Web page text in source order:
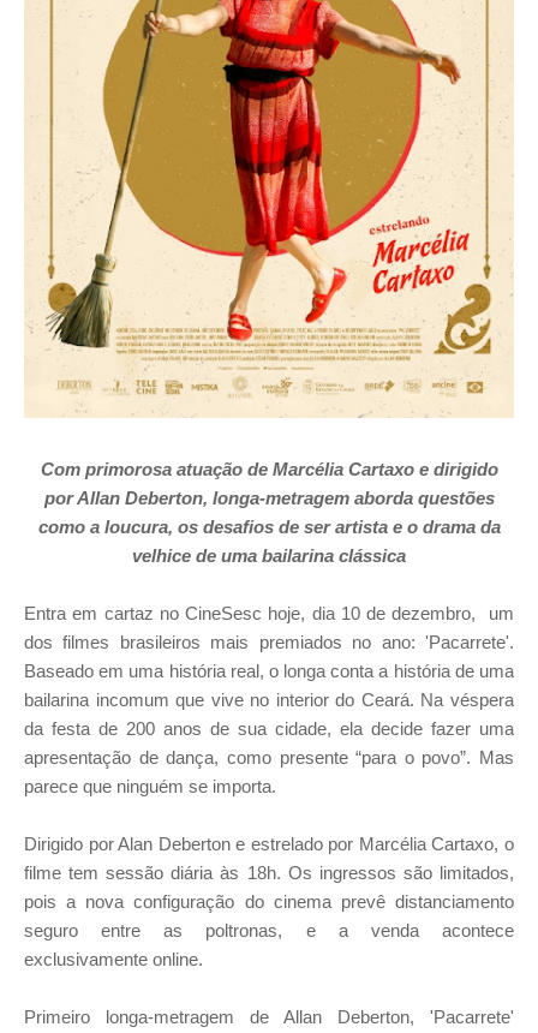
Com primorosa atuação de Marcélia Cartaxo e dirigido
por Allan Deberton, longa-metragem aborda questões
como a loucura, os desafios de ser artista e o drama da
velhice de uma bailarina clássica
Entra em cartaz no CineSesc hoje, dia 10 de dezembro, um
dos filmes brasileiros mais premiados no ano: 'Pacarrete'.
Baseado em uma história real, o longa conta a história de uma
bailarina incomum que vive no interior do Ceará. Na véspera
da festa de 200 anos de sua cidade, ela decide fazer uma
apresentação de dança, como presente “para o povo”. Mas
parece que ninguém se importa.
Dirigido por Alan Deberton e estrelado por Marcélia Cartaxo, o
filme tem sessão diária às 18h. Os ingressos são limitados,
pois a nova configuração do cinema prevê distanciamento
seguro entre as poltronas, e a venda acontece
exclusivamente online.
Primeiro longa-metragem de Allan Deberton, 'Pacarrete'